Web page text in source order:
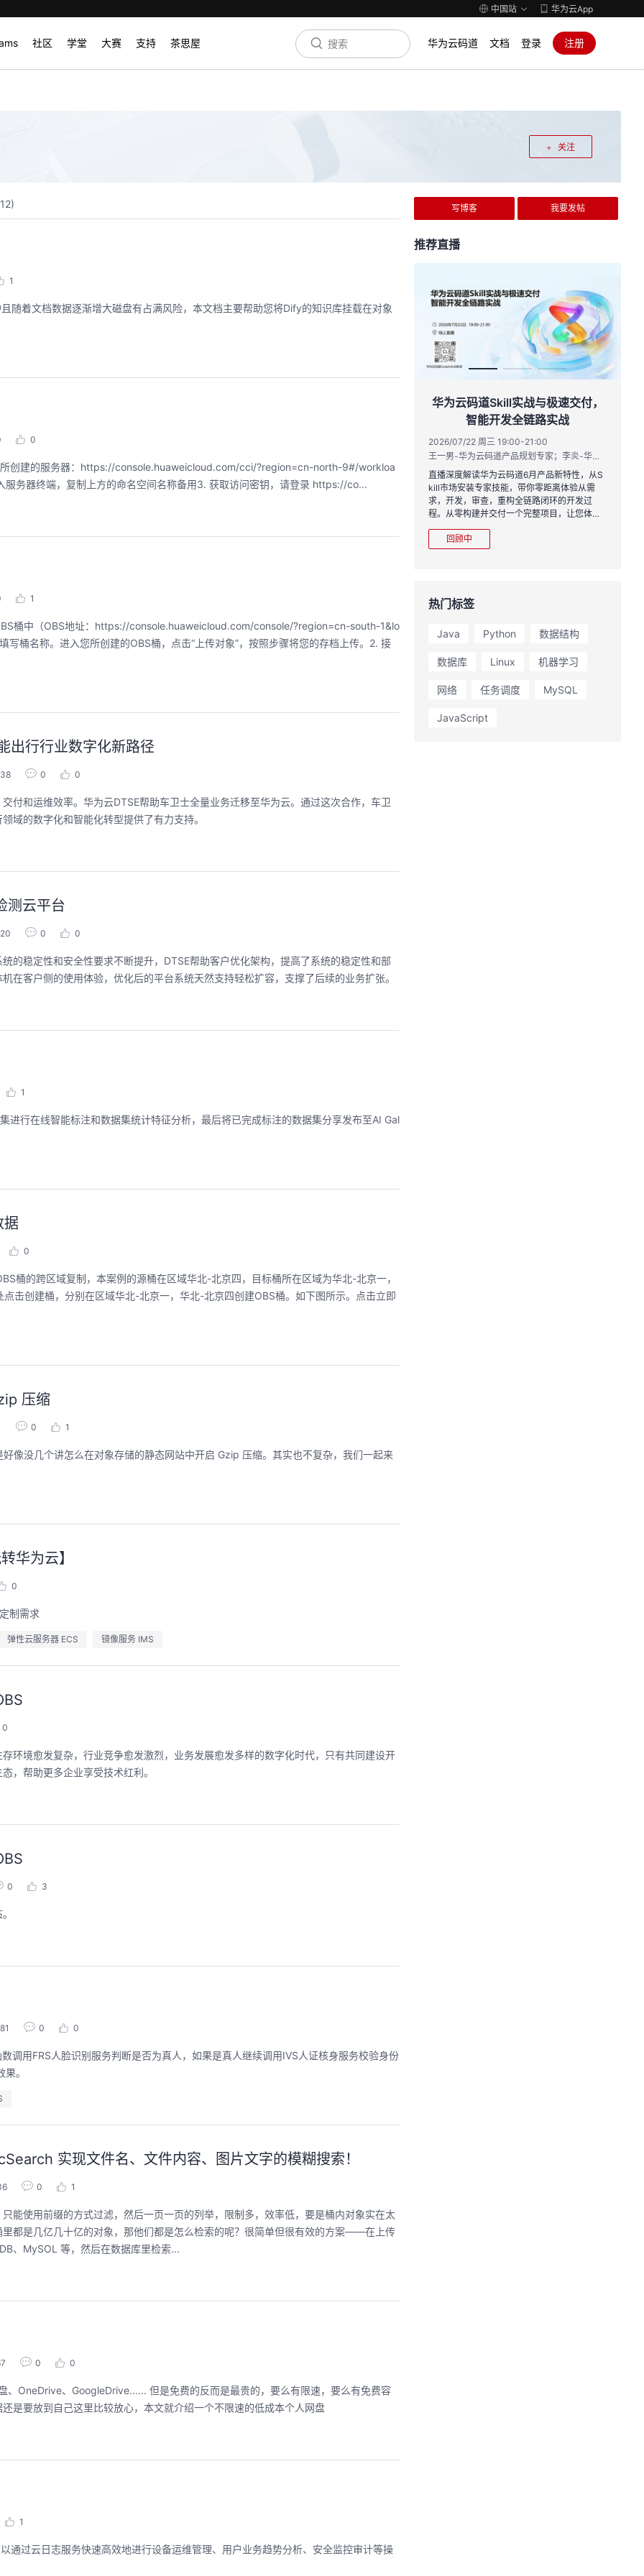
中国站 华为云App
社区 学堂 大赛 支持 茶思屋 华为云码道 文档 登录 注册
关注
12)
1
随着文档数据逐渐增大磁盘有占满风险，本文档主要帮助您将Dify的知识库挂载在对象
0
所创建的服务器：https://console.huaweicloud.com/cci/?region=cn-north-9#/workloa
务器终端，复制上方的命名空间名称备用3. 获取访问密钥，请登录 https://co...
1
桶中（OBS地址：https://console.huaweicloud.com/console/?region=cn-south-1&lo
桶名称。进入您所创建的OBS桶，点击“上传对象”，按照步骤将您的存档上传。2. 接
出行行业数字化新路径
0 0
付和运维效率。华为云DTSE帮助车卫士全量业务迁移至华为云。通过这次合作，车卫
域的数字化和智能化转型提供了有力支持。
测云平台
0 0
的稳定性和安全性要求不断提升，DTSE帮助客户优化架构，提高了系统的稳定性和部
在客户侧的使用体验，优化后的平台系统天然支持轻松扩容，支撑了后续的业务扩张。
1
行在线智能标注和数据集统计特征分析，最后将已完成标注的数据集分享发布至AI Gal
据
0
桶的跨区域复制，本案例的源桶在区域华北-北京四，目标桶所在区域为华北-北京一，
击创建桶，分别在区域华北-北京一，华北-北京四创建OBS桶。如下图所示。点击立即
压缩
0 1
像没几个讲怎么在对象存储的静态网站中开启 Gzip 压缩。其实也不复杂，我们一起来
华为云】
0
制需求
弹性云服务器 ECS 镜像服务 IMS
0
环境愈发复杂，行业竞争愈发激烈，业务发展愈发多样的数字化时代，只有共同建设开
，帮助更多企业享受技术红利。
0 3
0 0
调用FRS人脸识别服务判断是否为真人，如果是真人继续调用IVS人证核身服务校验身份
。
实现文件名、文件内容、图片文字的模糊搜索！
0 1
能使用前缀的方式过滤，然后一页一页的列举，限制多，效率低，要是桶内对象实在太
都是几亿几十亿的对象，那他们都是怎么检索的呢？很简单但很有效的方案——在上传
、MySOL 等，然后在数据库里检索...
0 0
、OneDrive、GoogleDrive...... 但是免费的反而是最贵的，要么有限速，要么有免费容
是要放到自己这里比较放心，本文就介绍一个不限速的低成本个人网盘
1
通过云日志服务快速高效地进行设备运维管理、用户业务趋势分析、安全监控审计等操
写博客 我要发帖
推荐直播
张豪杰/程文/王军/刘新春/黄钦开 /张晓天
面向具身智能开发者，带您全流程体验机器人
本体R2C小时级接入、环境重建与轨迹生成仿
回顾中
从入门 · 到做AI应用 · 到企业级开发。不教编
程，只教用AI · 零代码、有产出、能带走、可炫
回顾中
华为云码道Skill实战与极速交付，
智能开发全链路实战
2026/07/22 周三 19:00-21:00
王一男-华为云码道产品规划专家；李炎-华为云码道产品专家；姜浩-华为云HCDG核心组成员
直播深度解读华为云码道6月产品新特性，从S
kill市场安装专家技能，带你零距离体验从需
求，开发，审查，重构全链路闭环的开发过
程。从零构建并交付一个完整项目，让您体验
从代码提交到服务上线的“极速”之旅。
回顾中
热门标签
Java Python 数据结构
数据库 Linux 机器学习
网络 任务调度 MySQL
JavaScript